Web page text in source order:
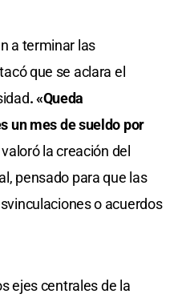
a terminar las
que se aclara el
. «Queda
un mes de sueldo por
la creación del
pensado para que las
o acuerdos
ejes centrales de la